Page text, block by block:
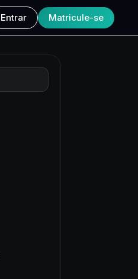
Entrar Matricule-se